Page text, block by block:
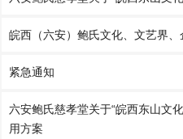
皖西（六安）鲍氏文化、文艺界
紧急通知
六安鲍氏慈孝堂关于“皖西东山文
用方案